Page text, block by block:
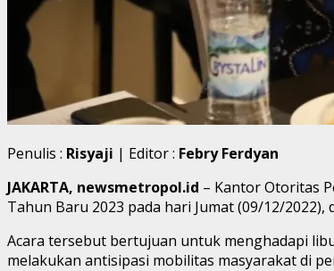
Penulis : Risyaji | Editor : Febry Ferdyan
JAKARTA, newsmetropol.id – Kantor Otoritas
Tahun Baru 2023 pada hari Jumat (09/12/2022),
Acara tersebut bertujuan untuk menghadapi
melakukan antisipasi mobilitas masyarakat di